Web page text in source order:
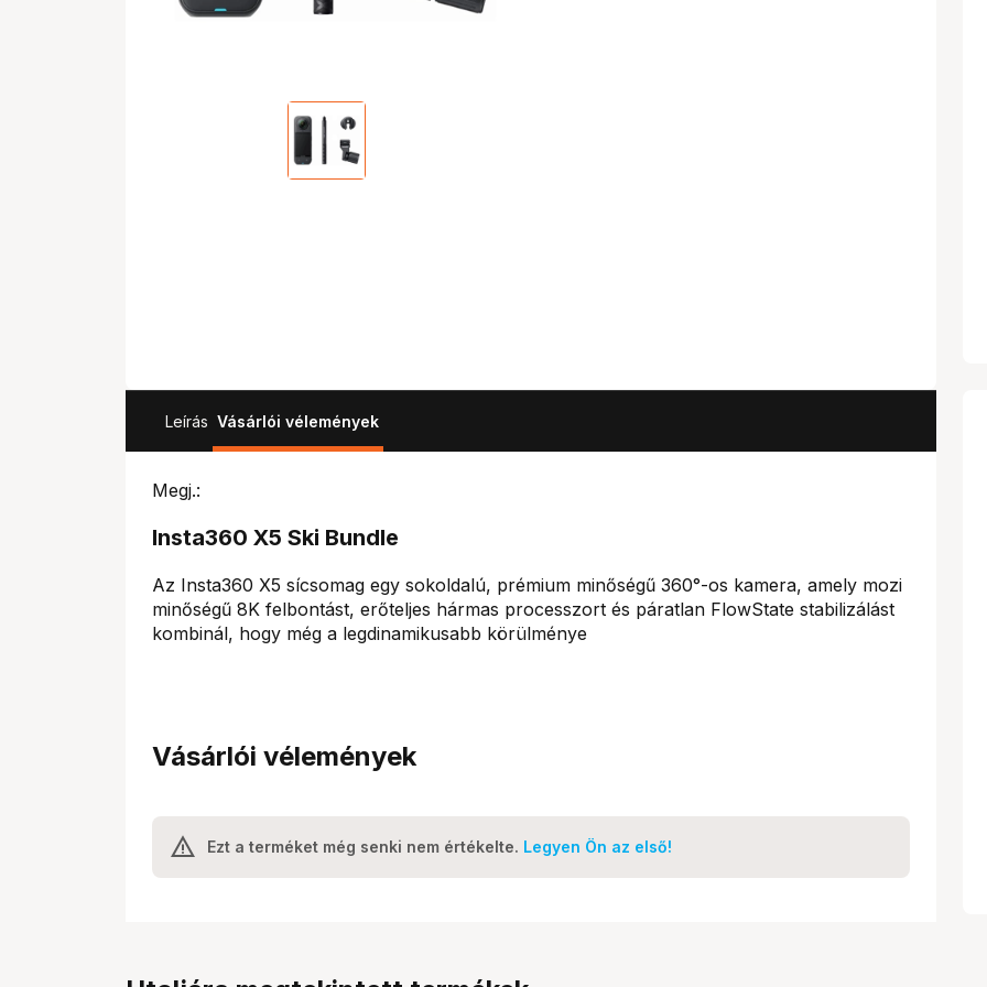
Leírás Vásárlói vélemények
Megj.:
Insta360 X5 Ski Bundle
Az Insta360 X5 sícsomag egy sokoldalú, prémium minőségű 360°-os kamera, amely mozi
minőségű 8K felbontást, erőteljes hármas processzort és páratlan FlowState stabilizálást
kombinál, hogy még a legdinamikusabb körülménye
Vásárlói vélemények
Ezt a terméket még senki nem értékelte. Legyen Ön az első!